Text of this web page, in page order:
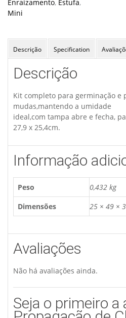
Enraizamento, Estufa,
Mini
Descrição Specification
Descrição
Kit completo para germinação e
mudas,mantendo a umidade
ideal,com tampa abre e fecha,
27,9 x 25,4cm.
Informação
Peso
0,432 kg
Dimensões
25 × 49 ×
Avaliações
Não há avaliações ainda.
Seja o primeiro a